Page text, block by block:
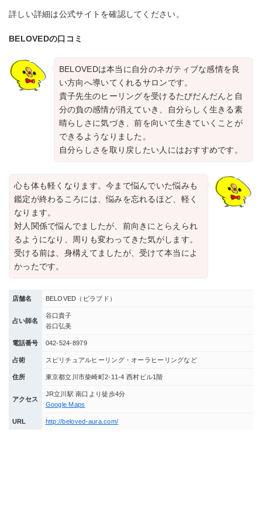
詳しい詳細は公式サイトを確認してください。
BELOVEDの口コミ
BELOVEDは本当に自分のネガティブな感情を良
い方向へ導いてくれるサロンです。
貴子先生のヒーリングを受けるたびだんだんと自
分の負の感情が消えていき、自分らしく生きる素
晴らしさに気づき、前を向いて生きていくことが
できるようなりました。
自分らしさを取り戻したい人にはおすすめです。
心も体も軽くなります。今まで悩んでいた悩みも
鑑定が終わるころには、悩みを忘れるほど、軽く
なります。
対人関係で悩んでましたが、前向きにとらえられ
るようになり、周りも変わってきた気がします。
受ける前は、身構えてましたが、受けて本当によ
かったです。
店舗名 BELOVED（ビラブド）
占い師名
谷口貴子
谷口弘美
電話番号 042-524-8979
占術 スピリチュアルヒーリング・オーラヒーリングなど
住所 東京都立川市柴崎町2-11-4 西村ビル1階
アクセス
JR立川駅 南口より徒歩4分
Google Maps
URL http://beloved-aura.com/